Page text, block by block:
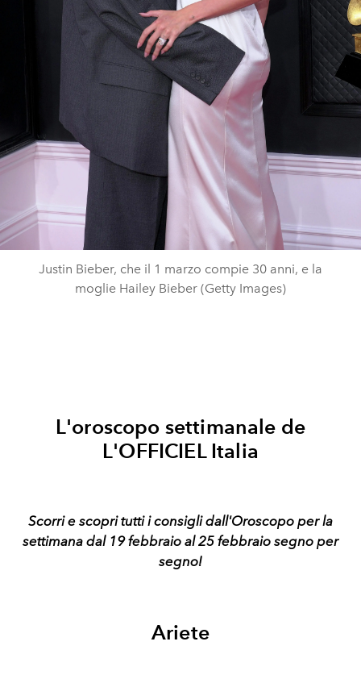
Justin Bieber, che il 1 marzo compie 30 anni, e la
moglie Hailey Bieber (Getty Images)
L'oroscopo settimanale de
L'OFFICIEL Italia
Scorri e scopri tutti i consigli dall'Oroscopo per la
settimana dal 19 febbraio al 25 febbraio segno per
segno!
Ariete